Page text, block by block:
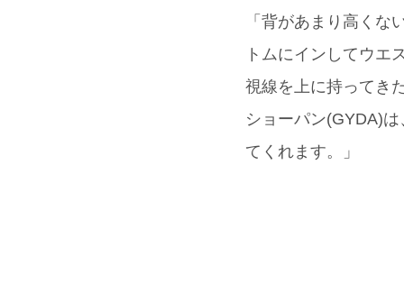
「背があまり高く
トムにインしてウ
視線を上に持ってき
ショーパン(GYDA)
てくれます。」